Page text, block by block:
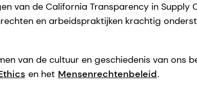
van de California Transparency in Supply
en arbeidspraktijken krachtig
van de cultuur en geschiedenis van ons
en het Mensenrechtenbeleid.